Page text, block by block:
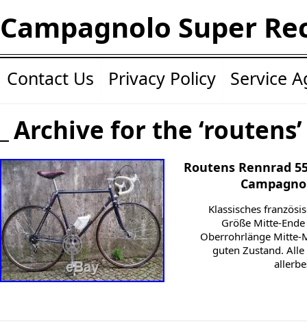
Campagnolo Super
Contact Us Privacy Policy Service
Archive for the
Routens Rennrad
Klassisches
Größe Mitte-
Oberrohrlänge Mitte-
guten Zustand.